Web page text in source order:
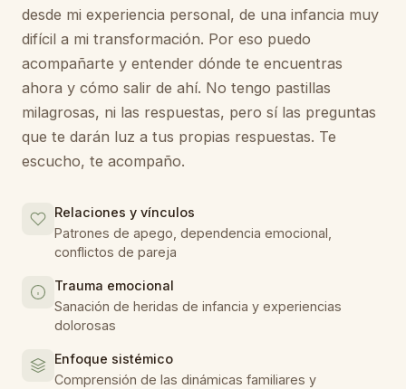
desde mi experiencia personal, de una infancia muy
difícil a mi transformación. Por eso puedo
acompañarte y entender dónde te encuentras
ahora y cómo salir de ahí. No tengo pastillas
milagrosas, ni las respuestas, pero sí las preguntas
que te darán luz a tus propias respuestas. Te
escucho, te acompaño.
Relaciones y vínculos
Patrones de apego, dependencia emocional,
conflictos de pareja
Trauma emocional
Sanación de heridas de infancia y experiencias
dolorosas
Enfoque sistémico
Comprensión de las dinámicas familiares y